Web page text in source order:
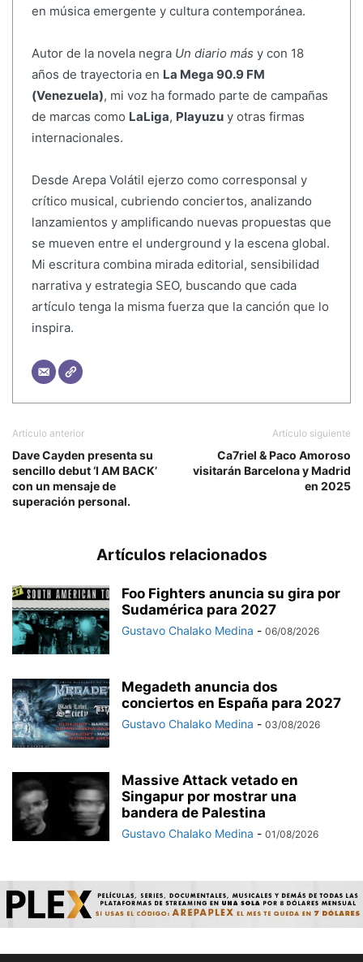
en música emergente y cultura contemporánea.
Autor de la novela negra Un diario más y con 18
años de trayectoria en La Mega 90.9 FM
(Venezuela), mi voz ha formado parte de campañas
de marcas como LaLiga, Playuzuy otras firmas
internacionales.
Desde Arepa Volátil ejerzo como corresponsal y
crítico musical, cubriendo conciertos, analizando
lanzamientos y amplificando nuevas propuestas que
se mueven entre el underground y la escena global.
Mi escritura combina mirada editorial, sensibilidad
narrativa y estrategia SEO, buscando que cada
artículo tenga la misma fuerza que la canción que lo
inspira.
Artículo anterior
Dave Cayden presenta su
sencillo debut ‘I AM BACK’
con un mensaje de
superación personal.
Artículo siguiente
Ca7riel & Paco Amoroso
visitarán Barcelona y Madrid
en 2025
Artículos relacionados
Foo Fighters anuncia su gira por
Sudamérica para 2027
Gustavo Chalako Medina - 06/08/2026
Megadeth anuncia dos
conciertos en España para 2027
Gustavo Chalako Medina - 03/08/2026
Massive Attack vetado en
Singapur por mostrar una
bandera de Palestina
Gustavo Chalako Medina - 01/08/2026